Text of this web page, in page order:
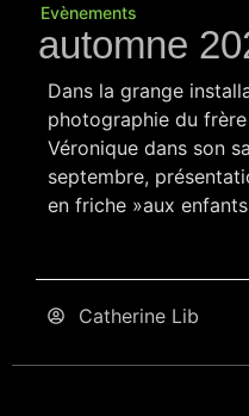
Evènements
automne
Dans la grange
photographie du
Véronique dans son
septembre,
en friche »aux
Catherine Lib